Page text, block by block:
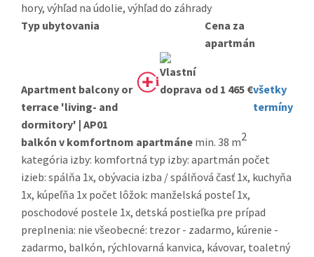
hory, výhľad na údolie, výhľad do záhrady
Typ ubytovania
Cena za
apartmán
Apartment balcony or
terrace 'living- and
dormitory' | AP01
od 1 465 €všetky
termíny
balkón v komfortnom apartmáne min. 38 m2
kategória izby: komfortná typ izby: apartmán počet
izieb: spálňa 1x, obývacia izba / spálňová časť 1x, kuchyňa
1x, kúpeľňa 1x počet lôžok: manželská posteľ 1x,
poschodové postele 1x, detská postieľka pre prípad
preplnenia: nie všeobecné: trezor - zadarmo, kúrenie -
zadarmo, balkón, rýchlovarná kanvica, kávovar, toaletný